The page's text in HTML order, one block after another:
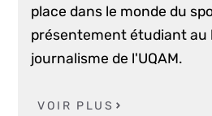
place dans le monde du
présentement étudiant au
journalisme de l'UQAM.
VOIR PLUS